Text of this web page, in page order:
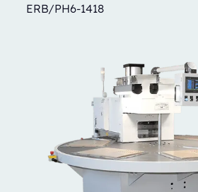
ERB/PH6-1418